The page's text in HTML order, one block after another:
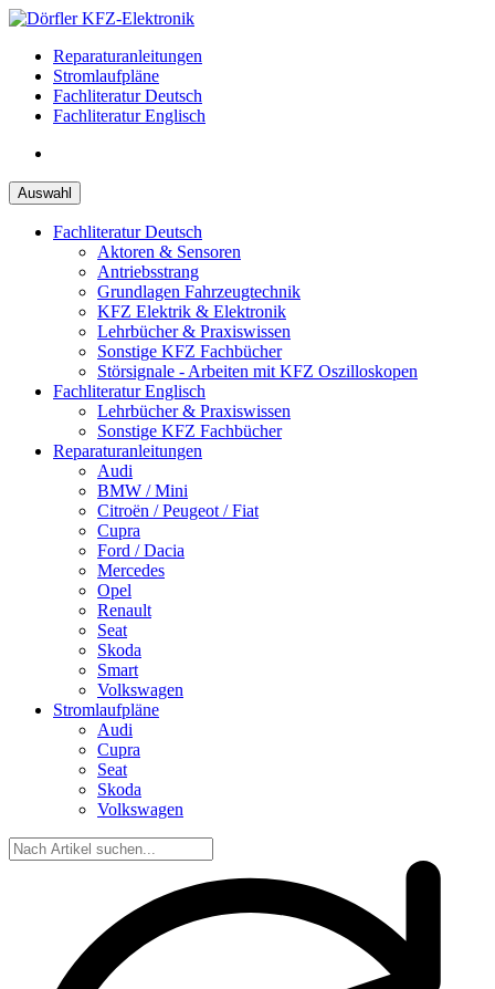
Zum
springenReparaturanleitungen
Stromlaufpläne
Fachliteratur Deutsch
Fachliteratur Englisch
Auswahl
Fachliteratur Deutsch
Aktoren & Sensoren
Antriebsstrang
Grundlagen Fahrzeugtechnik
KFZ Elektrik & Elektronik
Lehrbücher & Praxiswissen
Sonstige KFZ Fachbücher
Störsignale - Arbeiten mit KFZ Oszilloskopen
Fachliteratur Englisch
Lehrbücher & Praxiswissen
Sonstige KFZ Fachbücher
Reparaturanleitungen
Audi
BMW / Mini
Citroën / Peugeot / Fiat
Cupra
Ford / Dacia
Mercedes
Opel
Renault
Seat
Skoda
Smart
Volkswagen
Stromlaufpläne
Audi
Cupra
Seat
Skoda
Volkswagen